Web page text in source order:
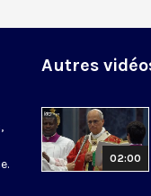
Autres
02:00